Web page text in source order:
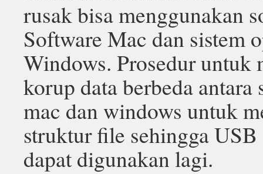
rusak bisa menggunakan
Software Mac dan sistem
Windows. Prosedur untuk
korup data berbeda antara
mac dan windows untuk
struktur file sehingga
dapat digunakan lagi.